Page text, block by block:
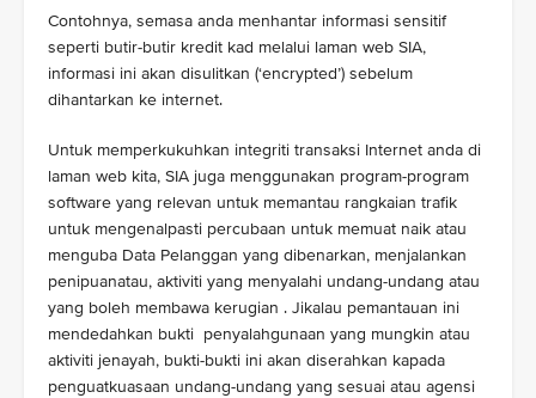
Contohnya, semasa anda menhantar informasi sensitif
seperti butir-butir kredit kad melalui laman web SIA,
informasi ini akan disulitkan (‘encrypted’) sebelum
dihantarkan ke internet.
Untuk memperkukuhkan integriti transaksi Internet anda di
laman web kita, SIA juga menggunakan program-program
software yang relevan untuk memantau rangkaian trafik
untuk mengenalpasti percubaan untuk memuat naik atau
menguba Data Pelanggan yang dibenarkan, menjalankan
penipuanatau, aktiviti yang menyalahi undang-undang atau
yang boleh membawa kerugian . Jikalau pemantauan ini
mendedahkan bukti penyalahgunaan yang mungkin atau
aktiviti jenayah, bukti-bukti ini akan diserahkan kapada
penguatkuasaan undang-undang yang sesuai atau agensi